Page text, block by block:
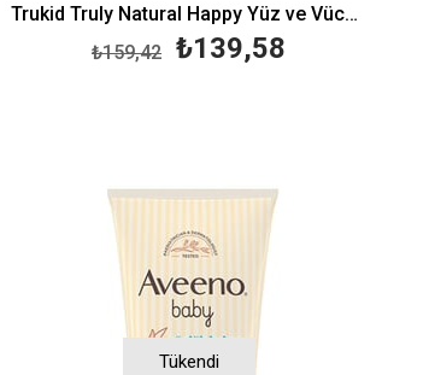
Trukid Truly Natural Happy Yüz ve Vücut Losyonu 236ml
₺139,58
₺159,42
Tükendi